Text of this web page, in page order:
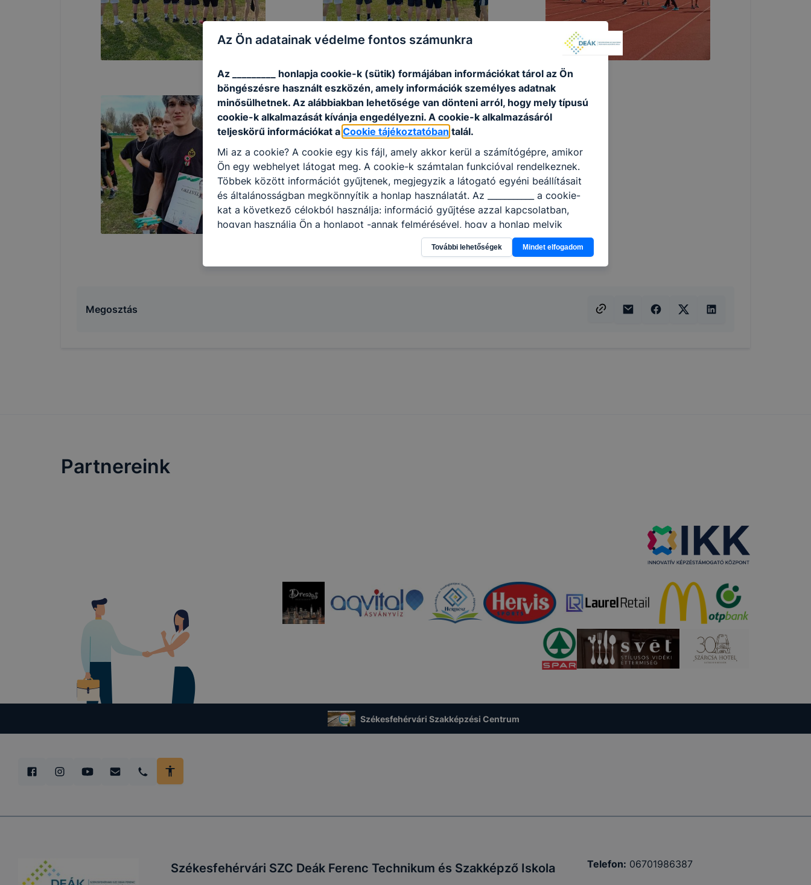
Megosztás
Partnereink
Székesfehérvári Szakképzési Centrum
Székesfehérvári SZC Deák Ferenc Technikum és Szakképző Iskola Telefon: 06701986387
Az Ön adatainak védelme fontos számunkra
Az _________ honlapja cookie-k (sütik) formájában információkat tárol az Ön
böngészésre használt eszközén, amely információk személyes adatnak
minősülhetnek. Az alábbiakban lehetősége van dönteni arról, hogy mely típusú
cookie-k alkalmazását kívánja engedélyezni. A cookie-k alkalmazásáról
teljeskörű információkat a Cookie tájékoztatóban talál.
Mi az a cookie? A cookie egy kis fájl, amely akkor kerül a számítógépre, amikor
Ön egy webhelyet látogat meg. A cookie-k számtalan funkcióval rendelkeznek.
Többek között információt gyűjtenek, megjegyzik a látogató egyéni beállításait
és általánosságban megkönnyítik a honlap használatát. Az ___________ a cookie-
kat a következő célokból használja: információ gyűjtése azzal kapcsolatban,
hogyan használja Ön a honlapot -annak felmérésével, hogy a honlap melyik
részeit látogatja, vagy használja leginkább, így megtudhatjuk, hogyan
biztosítsunk Önnek még jobb felhasználói élményt, ha ismét meglátogatja
oldalunkat, honlap fejlesztése. Hogyan ellenőrizheti és hogyan tudja kikapcsolni a
További lehetőségek Mindet elfogadom